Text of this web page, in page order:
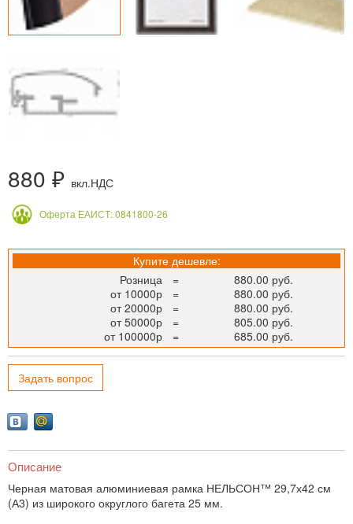
880 ₽ вкл.НДС
Оферта ЕАИСТ: 0841800-26
Купите дешевле:
Розница
=
880.00 руб.
от 10000р
=
880.00 руб.
от 20000р
=
880.00 руб.
от 50000р
=
805.00 руб.
от 100000р
= 685.00 руб.
Задать вопрос
Описание
Черная матовая алюминиевая рамка НЕЛЬСОН™ 29,7х42 см
(А3) из широкого округлого багета 25 мм.